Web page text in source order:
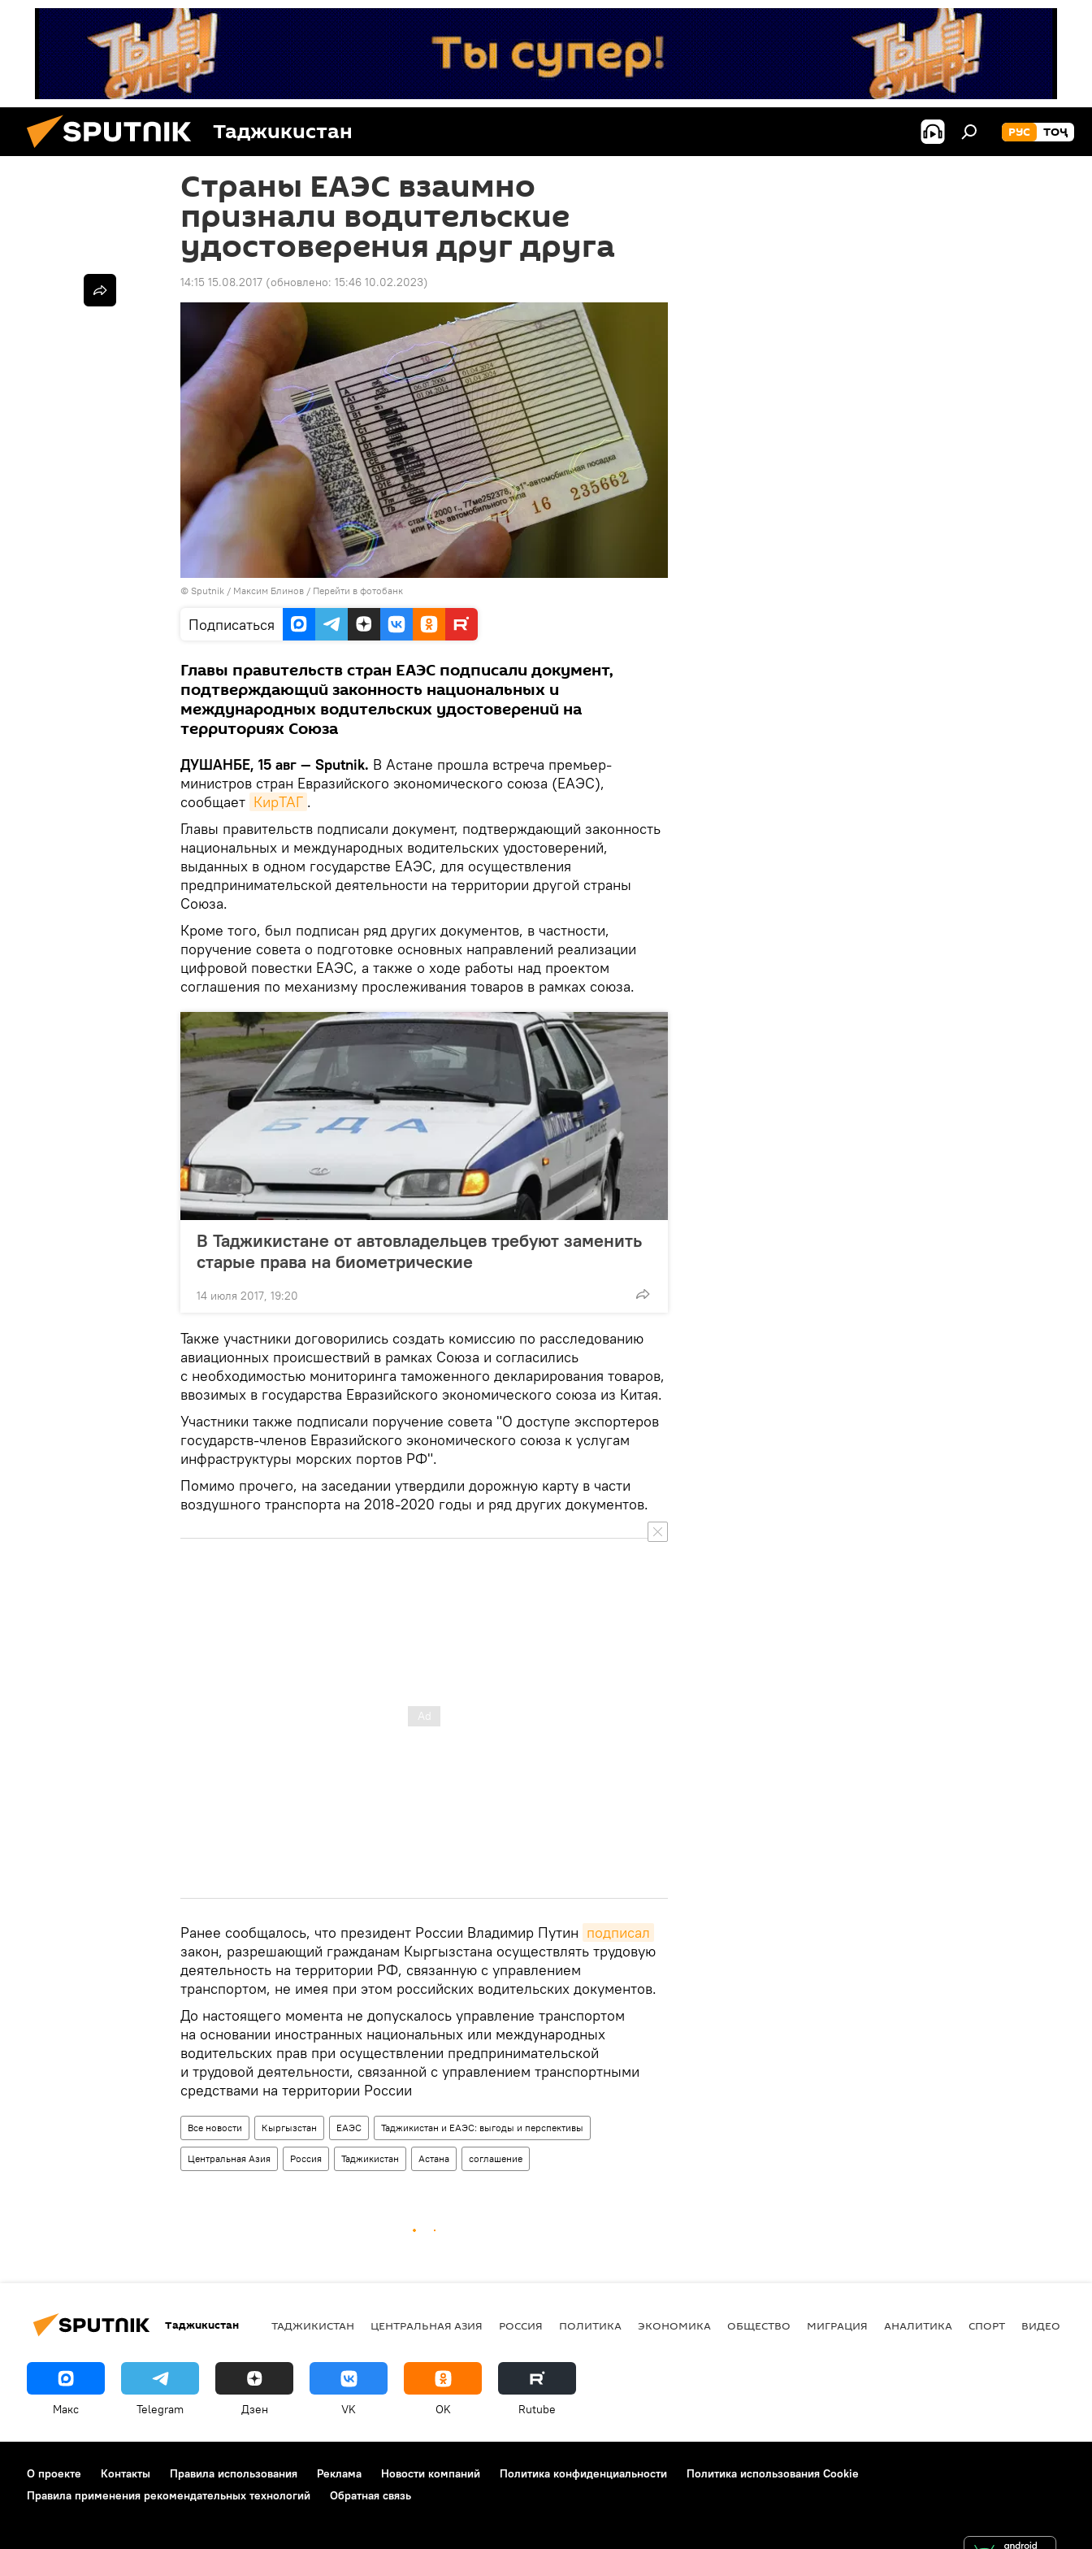
Таджикистан РУС ТОҶ
Страны ЕАЭС взаимно
признали водительские
удостоверения друг друга
14:15 15.08.2017 (обновлено: 15:46 10.02.2023)
© Sputnik / Максим Блинов / Перейти в фотобанк
Подписаться
Главы правительств стран ЕАЭС подписали документ,
подтверждающий законность национальных и
международных водительских удостоверений на
территориях Союза
ДУШАНБЕ, 15 авг — Sputnik. В Астане прошла встреча премьер-
министров стран Евразийского экономического союза (ЕАЭС),
сообщает КирТАГ .
Главы правительств подписали документ, подтверждающий законность
национальных и международных водительских удостоверений,
выданных в одном государстве ЕАЭС, для осуществления
предпринимательской деятельности на территории другой страны
Союза.
Кроме того, был подписан ряд других документов, в частности,
поручение совета о подготовке основных направлений реализации
цифровой повестки ЕАЭС, а также о ходе работы над проектом
соглашения по механизму прослеживания товаров в рамках союза.
В Таджикистане от автовладельцев требуют заменить
старые права на биометрические
14 июля 2017, 19:20
Также участники договорились создать комиссию по расследованию
авиационных происшествий в рамках Союза и согласились
с необходимостью мониторинга таможенного декларирования товаров,
ввозимых в государства Евразийского экономического союза из Китая.
Участники также подписали поручение совета "О доступе экспортеров
государств-членов Евразийского экономического союза к услугам
инфраструктуры морских портов РФ".
Помимо прочего, на заседании утвердили дорожную карту в части
воздушного транспорта на 2018-2020 годы и ряд других документов.
Ранее сообщалось, что президент России Владимир Путин подписал
закон, разрешающий гражданам Кыргызстана осуществлять трудовую
деятельность на территории РФ, связанную с управлением
транспортом, не имея при этом российских водительских документов.
До настоящего момента не допускалось управление транспортом
на основании иностранных национальных или международных
водительских прав при осуществлении предпринимательской
и трудовой деятельности, связанной с управлением транспортными
средствами на территории России
Все новости Кыргызстан ЕАЭС Таджикистан и ЕАЭС: выгоды и перспективы
Центральная Азия Россия Таджикистан Астана соглашение
Таджикистан ТАДЖИКИСТАН ЦЕНТРАЛЬНАЯ АЗИЯ РОССИЯ ПОЛИТИКА ЭКОНОМИКА ОБЩЕСТВО МИГРАЦИЯ АНАЛИТИКА СПОРТ ВИДЕО
Макс Telegram Дзен VK OK Rutube
О проекте Контакты Правила использования Реклама Новости компаний Политика конфиденциальности
Политика использования Cookie
Правила применения рекомендательных технологий
Обратная связь